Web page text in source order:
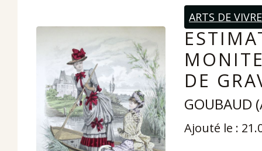
ARTS DE
DE
GOUBAUD
Ajouté le :